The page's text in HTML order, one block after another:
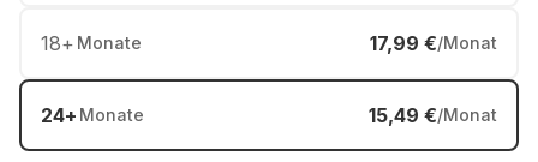
18+ Monate 17,99 €/Monat
24+ Monate 15,49 €/Monat